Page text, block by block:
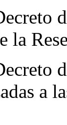
la
a